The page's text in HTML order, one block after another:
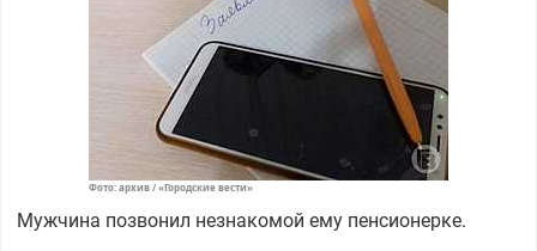
Фото: архив / «Городские вести»
Мужчина позвонил незнакомой ему пенсионерке.